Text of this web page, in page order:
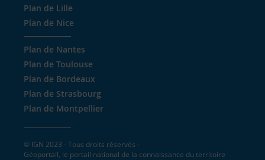
Plan de Lille
Plan de Nice
Plan de Nantes
Plan de Toulouse
Plan de Bordeaux
Plan de Strasbourg
Plan de Montpellier
© IGN 2023 - Tous droits réservés -
Géoportail, le portail national de la connaissance du territoire